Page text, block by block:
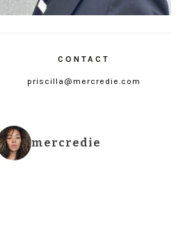
CONTACT
priscilla@mercredie.com
mercredie